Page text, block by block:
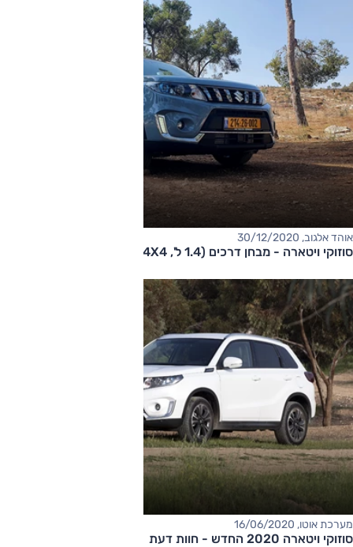
אוהד אלגוב, 30/12/2020
סוזוקי ויטארה - מבחן דרכים (1.4 ל', 4X4, מתיחת פנים)
מערכת אוטו, 16/06/2020
סוזוקי ויטארה 2020 החדש - חוות דעת